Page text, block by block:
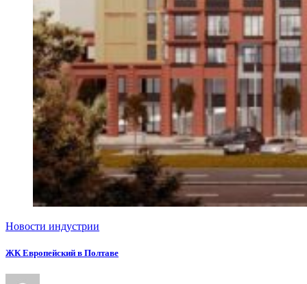
Новости индустрии
ЖК Европейский в Полтаве